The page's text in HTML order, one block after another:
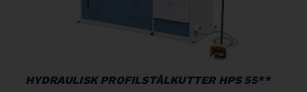
HYDRAULISK PROFILSTÅLKUTTER HPS 55**